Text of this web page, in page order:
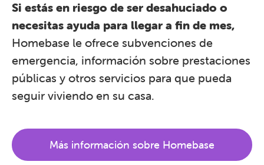
Si estás en riesgo de ser desahuciado o
necesitas ayuda para llegar a fin de mes,
Homebase le ofrece subvenciones de
emergencia, información sobre prestaciones
públicas y otros servicios para que pueda
seguir viviendo en su casa.
Más información sobre Homebase